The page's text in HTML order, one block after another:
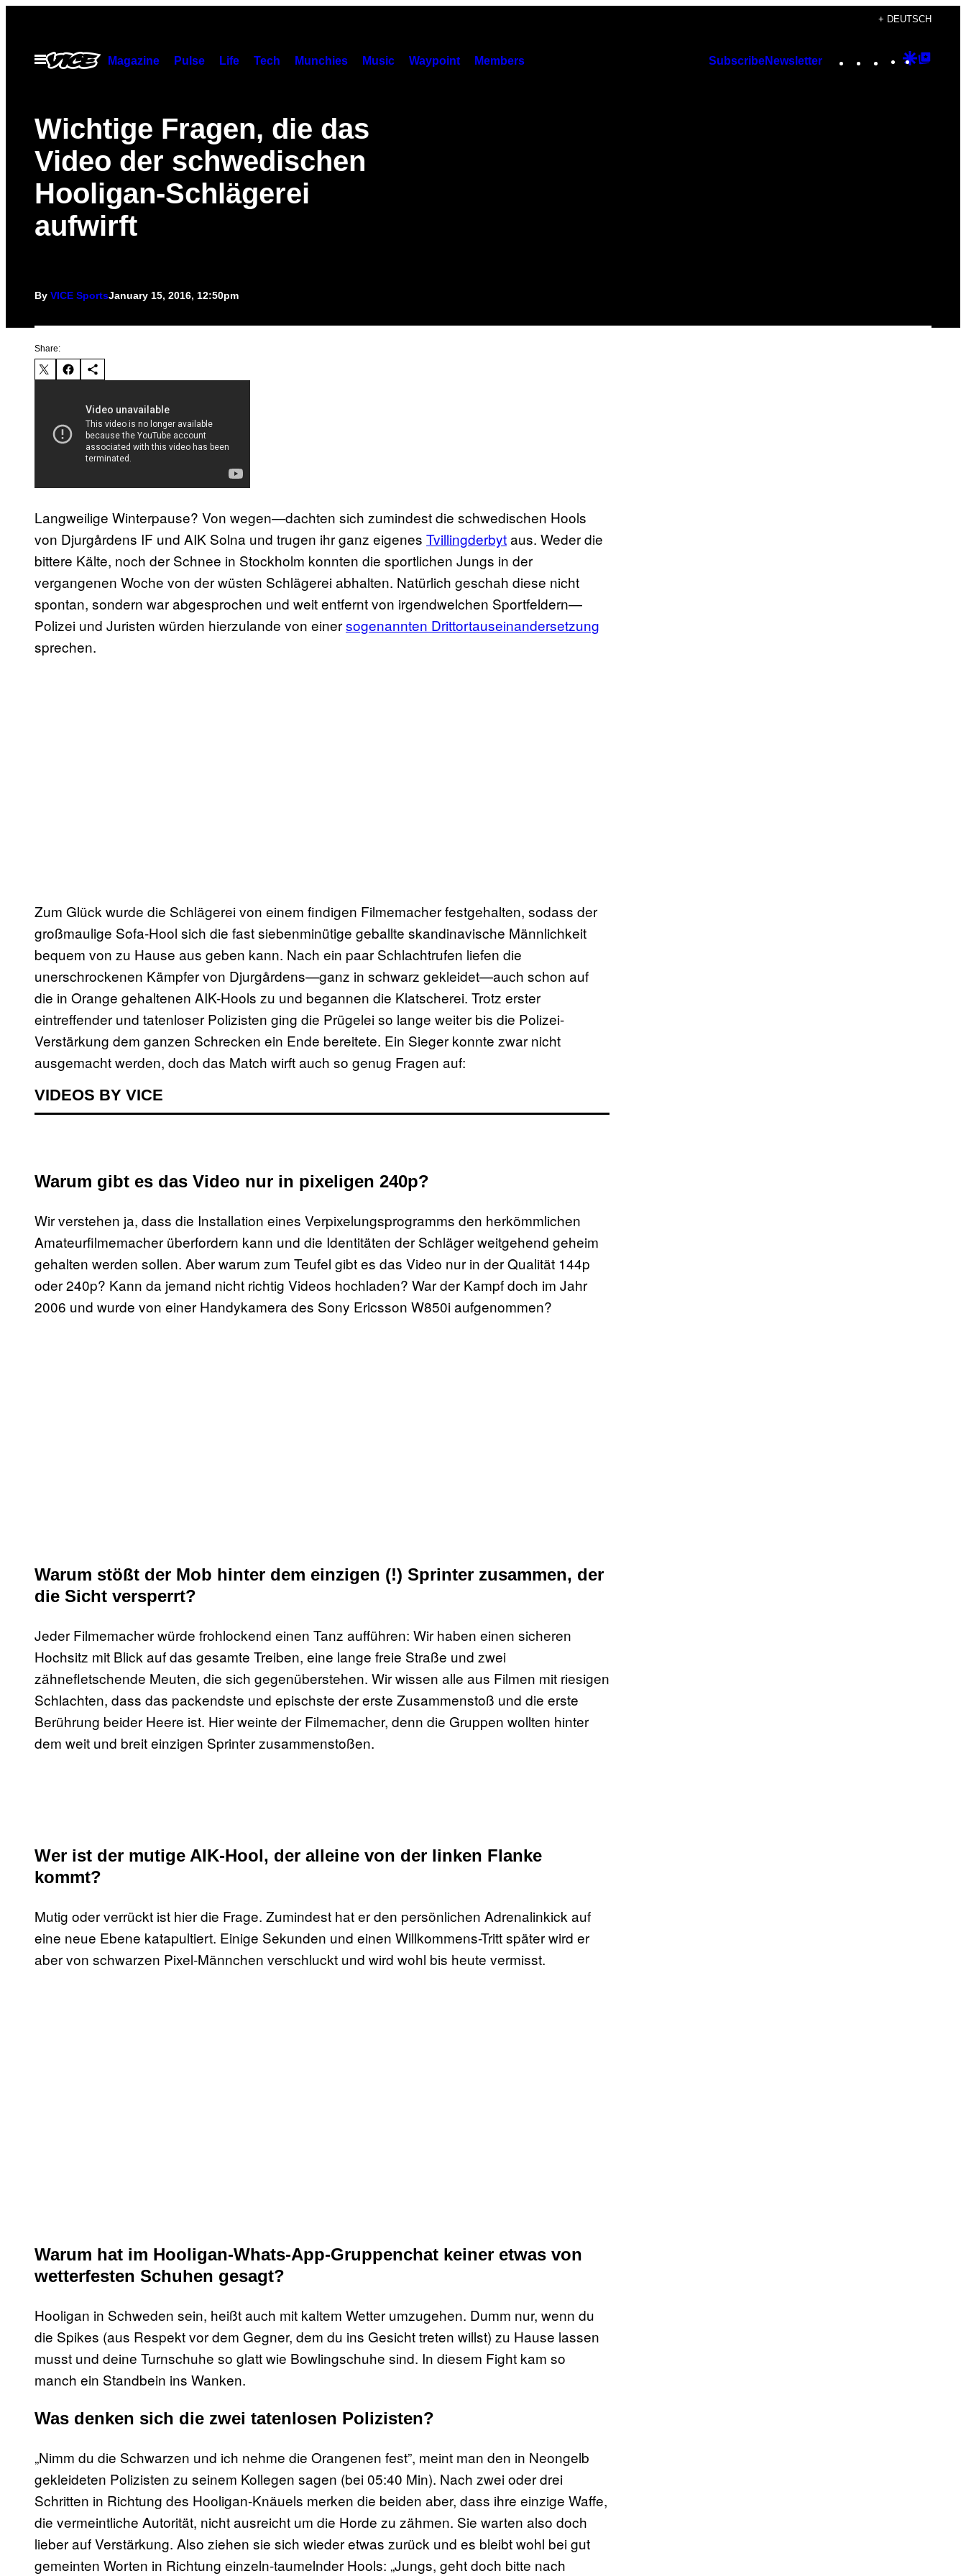
content
+ DEUTSCH
Open
Menu
Magazine Pulse Life Tech Munchies Music Waypoint Members SubscribeNewsletter Instagram
TikTok
YouTube
Google
Wichtige Fragen, die das
Video der schwedischen
Hooligan-Schlägerei
aufwirft
By VICE SportsJanuary 15, 2016, 12:50pm
Share:
Langweilige Winterpause? Von wegen—dachten sich zumindest die schwedischen Hools
von Djurgårdens IF und AIK Solna und trugen ihr ganz eigenes Tvillingderbytaus. Weder die
bittere Kälte, noch der Schnee in Stockholm konnten die sportlichen Jungs in der
vergangenen Woche von der wüsten Schlägerei abhalten. Natürlich geschah diese nicht
spontan, sondern war abgesprochen und weit entfernt von irgendwelchen Sportfeldern—
Polizei und Juristen würden hierzulande von einersogenannten Drittortauseinandersetzung
sprechen.
Zum Glück wurde die Schlägerei von einem findigen Filmemacher festgehalten, sodass der
großmaulige Sofa-Hool sich die fast siebenminütige geballte skandinavische Männlichkeit
bequem von zu Hause aus geben kann. Nach ein paar Schlachtrufen liefen die
unerschrockenen Kämpfer von Djurgårdens—ganz in schwarz gekleidet—auch schon auf
die in Orange gehaltenen AIK-Hools zu und begannen die Klatscherei. Trotz erster
eintreffender und tatenloser Polizisten ging die Prügelei so lange weiter bis die Polizei-
Verstärkung dem ganzen Schrecken ein Ende bereitete. Ein Sieger konnte zwar nicht
ausgemacht werden, doch das Match wirft auch so genug Fragen auf:
VIDEOS BY VICE
Warum gibt es das Video nur in pixeligen 240p?
Wir verstehen ja, dass die Installation eines Verpixelungsprogramms den herkömmlichen
Amateurfilmemacher überfordern kann und die Identitäten der Schläger weitgehend geheim
gehalten werden sollen. Aber warum zum Teufel gibt es das Video nur in der Qualität 144p
oder 240p? Kann da jemand nicht richtig Videos hochladen? War der Kampf doch im Jahr
2006 und wurde von einer Handykamera des Sony Ericsson W850i aufgenommen?
Warum stößt der Mob hinter dem einzigen (!) Sprinter zusammen, der
die Sicht versperrt?
Jeder Filmemacher würde frohlockend einen Tanz aufführen: Wir haben einen sicheren
Hochsitz mit Blick auf das gesamte Treiben, eine lange freie Straße und zwei
zähnefletschende Meuten, die sich gegenüberstehen. Wir wissen alle aus Filmen mit riesigen
Schlachten, dass das packendste und epischste der erste Zusammenstoß und die erste
Berührung beider Heere ist. Hier weinte der Filmemacher, denn die Gruppen wollten hinter
dem weit und breit einzigen Sprinter zusammenstoßen.
Wer ist der mutige AIK-Hool, der alleine von der linken Flanke
kommt?
Mutig oder verrückt ist hier die Frage. Zumindest hat er den persönlichen Adrenalinkick auf
eine neue Ebene katapultiert. Einige Sekunden und einen Willkommens-Tritt später wird er
aber von schwarzen Pixel-Männchen verschluckt und wird wohl bis heute vermisst.
Warum hat im Hooligan-Whats-App-Gruppenchat keiner etwas von
wetterfesten Schuhen gesagt?
Hooligan in Schweden sein, heißt auch mit kaltem Wetter umzugehen. Dumm nur, wenn du
die Spikes (aus Respekt vor dem Gegner, dem du ins Gesicht treten willst) zu Hause lassen
musst und deine Turnschuhe so glatt wie Bowlingschuhe sind. In diesem Fight kam so
manch ein Standbein ins Wanken.
Was denken sich die zwei tatenlosen Polizisten?
„Nimm du die Schwarzen und ich nehme die Orangenen fest”, meint man den in Neongelb
gekleideten Polizisten zu seinem Kollegen sagen (bei 05:40 Min). Nach zwei oder drei
Schritten in Richtung des Hooligan-Knäuels merken die beiden aber, dass ihre einzige Waffe,
die vermeintliche Autorität, nicht ausreicht um die Horde zu zähmen. Sie warten also doch
lieber auf Verstärkung. Also ziehen sie sich wieder etwas zurück und es bleibt wohl bei gut
gemeinten Worten in Richtung einzeln-taumelnder Hools: „Jungs, geht doch bitte nach